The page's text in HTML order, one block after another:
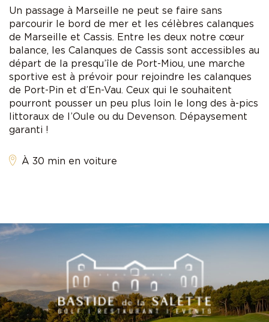
Un passage à Marseille ne peut se faire sans
parcourir le bord de mer et les célèbres calanques
de Marseille et Cassis. Entre les deux notre cœur
balance, les Calanques de Cassis sont accessibles au
départ de la presqu’île de Port-Miou, une marche
sportive est à prévoir pour rejoindre les calanques
de Port-Pin et d’En-Vau. Ceux qui le souhaitent
pourront pousser un peu plus loin le long des à-pics
littoraux de l’Oule ou du Devenson. Dépaysement
garanti !
À 30 min en voiture